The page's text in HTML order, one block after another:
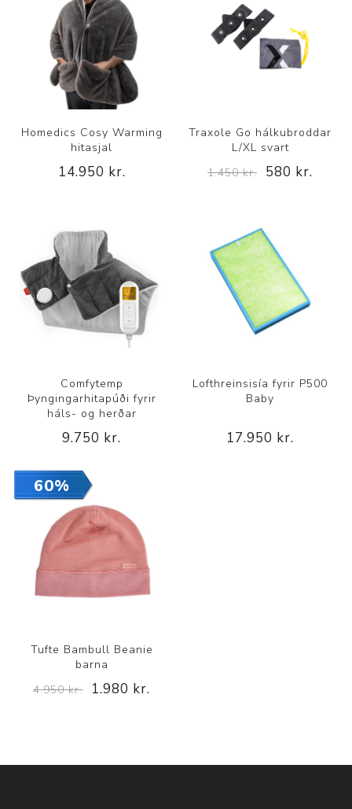
Homedics Cosy Warming
hitasjal
14.950 kr.
Traxole Go hálkubroddar
L/XL svart
1.450 kr.
580 kr.
Comfytemp
Þyngingarhitapúði fyrir
háls- og herðar
9.750 kr.
Lofthreinsisía fyrir P500
Baby
17.950 kr.
60%
Tufte Bambull Beanie
barna
4.950 kr.
1.980 kr.